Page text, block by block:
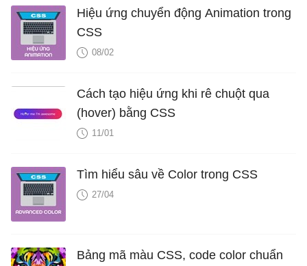
Hiệu ứng chuyển động Animation trong
CSS
08/02
Cách tạo hiệu ứng khi rê chuột qua
(hover) bằng CSS
11/01
Tìm hiểu sâu về Color trong CSS
27/04
Bảng mã màu CSS, code color chuẩn